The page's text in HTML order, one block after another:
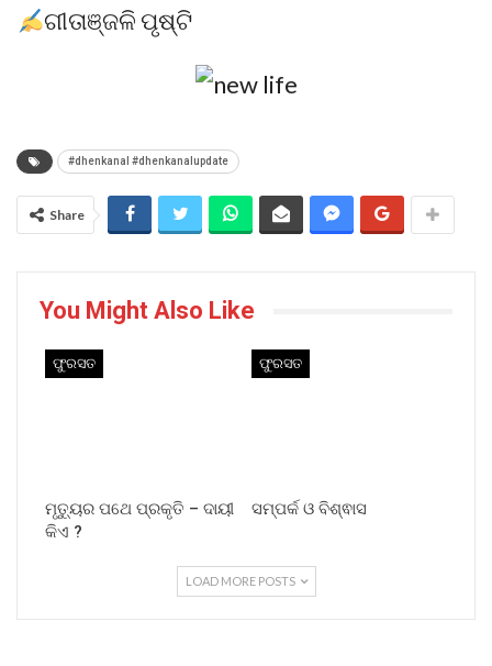
ଗୀତାଞ୍ଜଳି ପୃଷ୍ଟି
#dhenkanal #dhenkanalupdate
Share
You Might Also Like
ଫୁରସତ
ମୃତ୍ୟୁର ପଥେ ପ୍ରକୃତି – ଦାୟୀ
କିଏ ?
ଫୁରସତ
ସମ୍ପର୍କ ଓ ବିଶ୍ଵାସ
LOAD MORE POSTS